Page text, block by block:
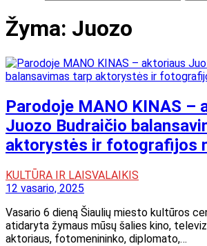
Žyma: Juozo
Parodoje MANO KINAS –
Juozo Budraičio
aktorystės ir fotografijos
KULTŪRA IR LAISVALAIKIS
12 vasario, 2025
Vasario 6 dieną Šiaulių miesto kultūros
atidaryta žymaus mūsų šalies kino,
aktoriaus, fotomenininko, diplomato,…